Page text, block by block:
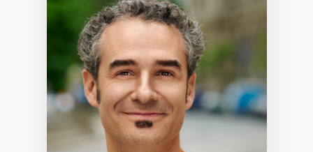
Économie circulaire
Modèles d’affaires durables
Histoire des faits économiques
Gestion durable des ressources naturelles
Écologie industrielle
Aménagement durable du territoire
Développement régional
Coopératives
Télétravail en milieu rural francophone
Transition socio-écologique